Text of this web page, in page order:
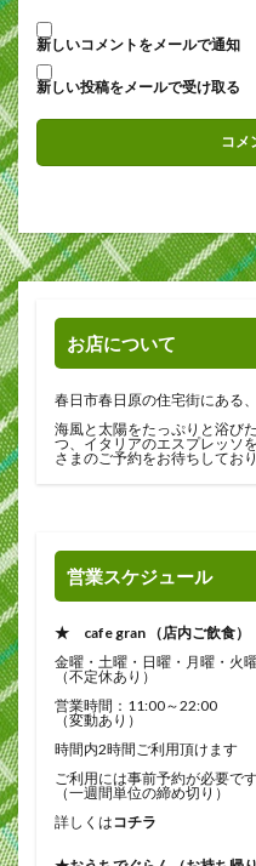
新しいコメントをメールで通知
新しい投稿をメールで受け取る
お店について
春日市春日原の住宅街にある
海風と太陽をたっぷりと浴び
つ、イタリアのエスプレッソ
さまのご予約をお待ちしており
営業スケジュール
★ cafe gran （店内ご飲食）
金曜・土曜・日曜・月曜・火
（不定休あり）
営業時間：11:00～22:00
（変動あり）
時間内2時間ご利用頂けます
ご利用には事前予約が必要で
（一週間単位の締め切り）
詳しくはコチラ